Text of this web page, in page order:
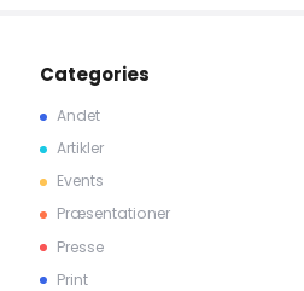
Categories
Andet
Artikler
Events
Præsentationer
Presse
Print